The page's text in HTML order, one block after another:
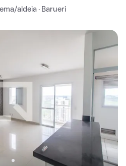
aldeia · Barueri